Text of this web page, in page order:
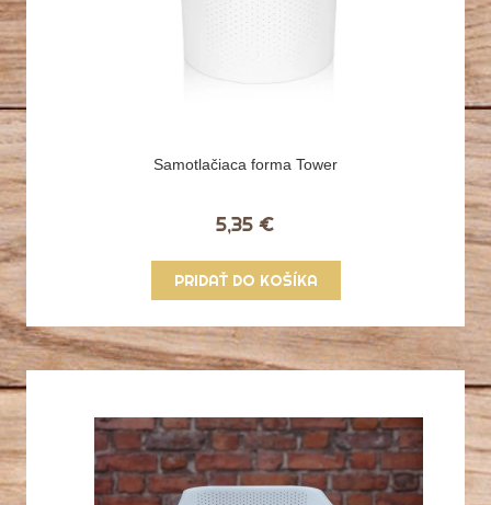
Samotlačiaca forma Tower
5,35 €
PRIDAŤ DO KOŠÍKA